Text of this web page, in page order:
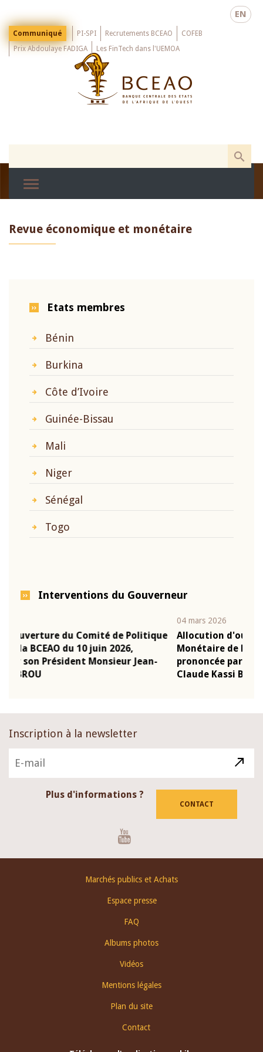
main
EN
Menu
Top
Communiqué PI-SPI Recrutements BCEAO
COFEB
Prix Abdoulaye FADIGA
Les FinTech dans l'UEMOA
Revue économique et monétaire
Etats membres
Bénin
Burkina
Côte d’Ivoire
Guinée-Bissau
Mali
Niger
Sénégal
Togo
Interventions du Gouverneur
Allocution d'ouverture du Comité de Politique
Monétaire de la BCEAO du 4 mars 2026,
prononcée par son Président Monsieur Jean-
Inscription à la newsletter
Plus d'informations ?
CONTACT
Marchés publics et Achats
Espace presse
FAQ
Albums photos
Vidéos
Mentions légales
Plan du site
Contact